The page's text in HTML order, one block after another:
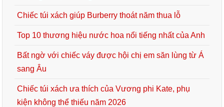
Chiếc túi xách giúp Burberry thoát năm thua lỗ
Top 10 thương hiệu nước hoa nổi tiếng nhất của Anh
Bất ngờ với chiếc váy được hội chị em săn lùng từ Á
sang Âu
Chiếc túi xách ưa thích của Vương phi Kate, phụ
kiện không thể thiếu năm 2026